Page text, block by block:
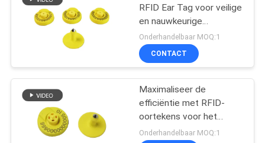
RFID Ear Tag voor veilige
en nauwkeurige
identificatie
Onderhandelbaar MOQ:1
CONTACT
Maximaliseer de
efficiëntie met RFID-
oortekens voor het
identificeren van vee
Onderhandelbaar MOQ:1